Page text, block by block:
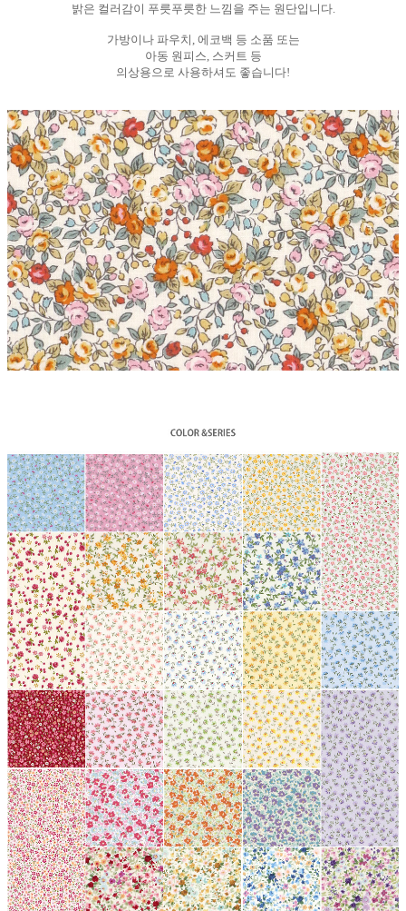
밝은 컬러감이 푸릇푸릇한 느낌을 주는 원단입니다.
가방이나 파우치, 에코백 등 소품 또는
아동 원피스, 스커트 등
의상용으로 사용하셔도 좋습니다!